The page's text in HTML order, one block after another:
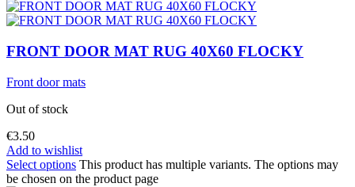
FRONT DOOR MAT RUG 40X60 FLOCKY
Front door mats
Out of stock
€3.50
Add to wishlist
Select options This product has multiple variants. The options may
be chosen on the product page